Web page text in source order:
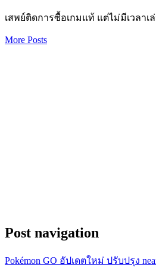
เสพย์ติดการซื้อเกมแท้ แต่ไม่มีเวลาเ
More Posts
Post navigation
Pokémon GO อัปเดตใหม่ ปรับปรุง